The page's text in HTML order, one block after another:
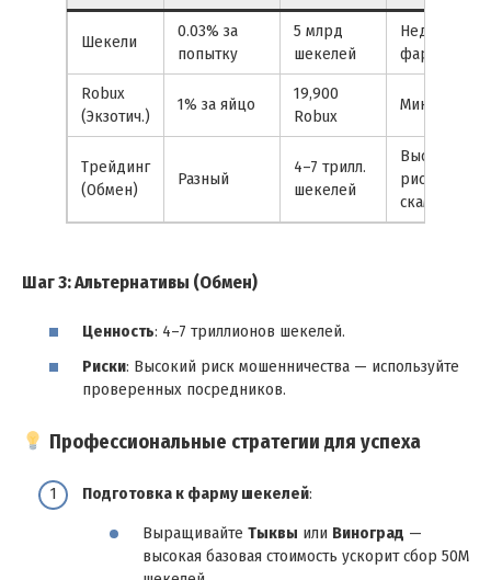
Шекели
0.03% за
попытку
5 млрд
шекелей
Недели
фарма
Robux
(Экзотич.)
1% за яйцо
19,900
Robux
Минуты
Трейдинг
(Обмен)
Разный
4–7 трилл.
шекелей
Высокий
риск
скама
Шаг 3: Альтернативы (Обмен)
Ценность: 4–7 триллионов шекелей.
Риски: Высокий риск мошенничества — используйте
проверенных посредников.
Профессиональные стратегии для успеха
Подготовка к фарму шекелей:
Выращивайте Тыквы или Виноград —
высокая базовая стоимость ускорит сбор 50М